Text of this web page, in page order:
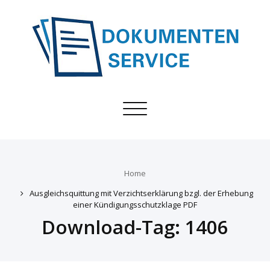
Toggle
Home
Ausgleichsquittung mit Verzichtserklärung bzgl. der Erhebung
einer Kündigungsschutzklage PDF
Download-Tag: 1406